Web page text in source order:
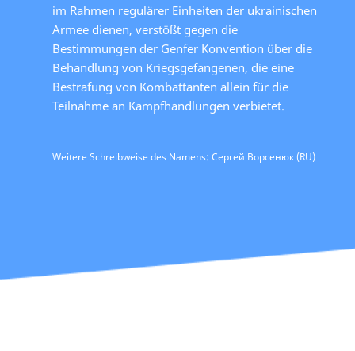
im Rahmen regulärer Einheiten der ukrainischen
Armee dienen, verstößt gegen die
Bestimmungen der Genfer Konvention über die
Behandlung von Kriegsgefangenen, die eine
Bestrafung von Kombattanten allein für die
Teilnahme an Kampfhandlungen verbietet.
Weitere Schreibweise des Namens: Сергей Ворсенюк (RU)